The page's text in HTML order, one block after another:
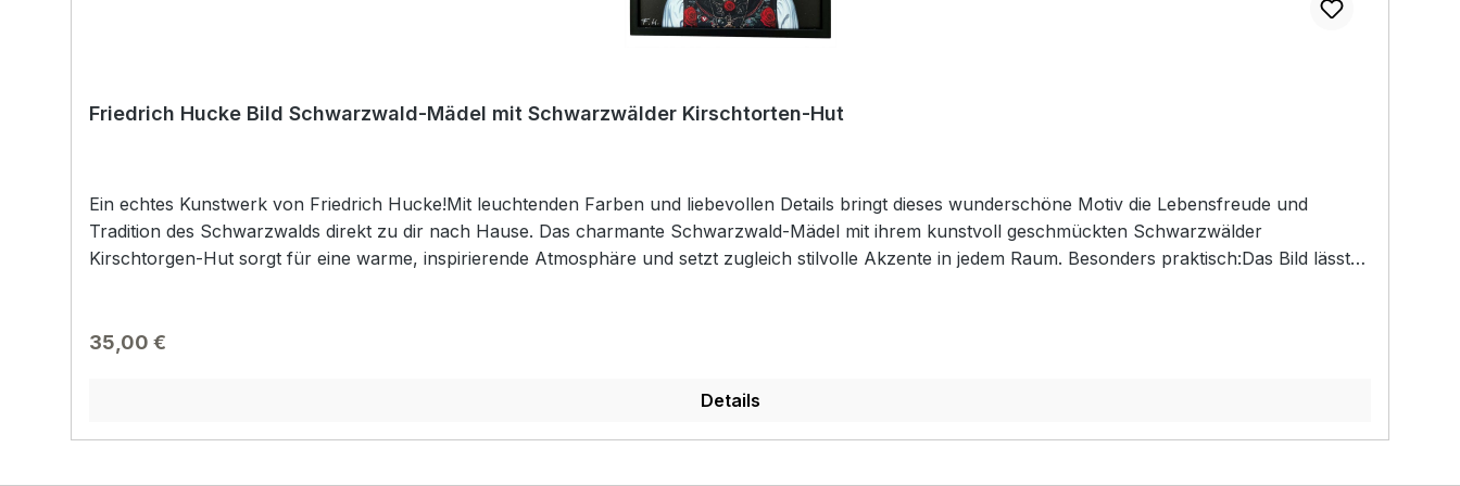
Friedrich Hucke Bild Schwarzwald-Mädel mit Schwarzwälder Kirschtorten-Hut
Ein echtes Kunstwerk von Friedrich Hucke!Mit leuchtenden Farben und liebevollen Details bringt dieses wunderschöne Motiv die Lebensfreude und
Tradition des Schwarzwalds direkt zu dir nach Hause. Das charmante Schwarzwald-Mädel mit ihrem kunstvoll geschmückten Schwarzwälder
Kirschtorgen-Hut sorgt für eine warme, inspirierende Atmosphäre und setzt zugleich stilvolle Akzente in jedem Raum. Besonders praktisch:Das Bild lässt
Schwarzwald-Zauber nach Hause! Maße: ca. 20 x 20 cm
Regulärer Preis:
35,00 €
Details